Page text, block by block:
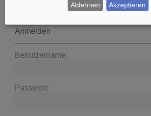
Anmelden
Benutzername:
Passwort:
Ablehnen Akzeptieren